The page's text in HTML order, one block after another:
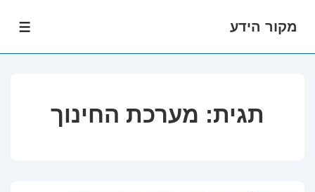
מקור הידע
תגית: מערכת החינוך